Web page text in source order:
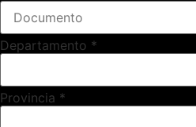
Departamento *
Provincia *